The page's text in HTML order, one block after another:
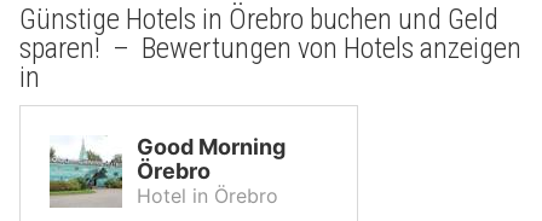
Günstige Hotels in Örebro buchen und Geld
sparen! – Bewertungen von Hotels anzeigen
in
Good Morning
Örebro
Hotel in Örebro